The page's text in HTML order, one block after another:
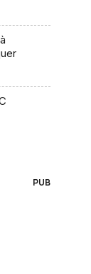
PUB